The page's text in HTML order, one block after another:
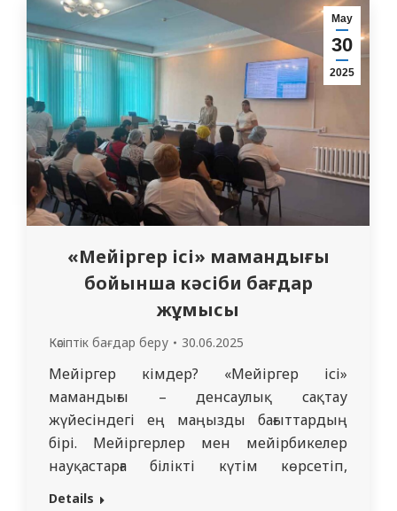
Мау
30
2025
«Мейіргер ісі» мамандығы
бойынша кәсіби бағдар
жұмысы
Кәсіптік бағдар беру 30.06.2025
Мейіргер кімдер? «Мейіргер ісі»
мамандығы – денсаулық сақтау
жүйесіндегі ең маңызды бағыттардың
бірі. Мейіргерлер мен мейірбикелер
науқастарға білікті күтім көрсетіп,
диагностика, профилактика және оңалту
Details